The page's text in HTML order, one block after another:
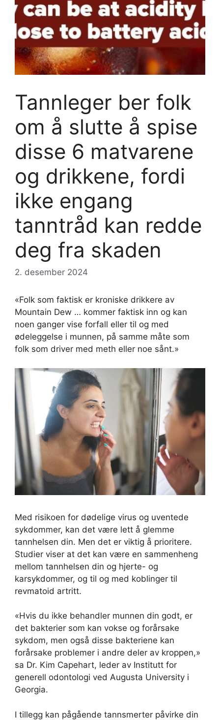
Tannleger ber folk
om å slutte å spise
disse 6 matvarene
og drikkene, fordi
ikke engang
tanntråd kan redde
deg fra skaden
2. desember 2024
«Folk som faktisk er kroniske drikkere av
Mountain Dew … kommer faktisk inn og kan
noen ganger vise forfall eller til og med
ødeleggelse i munnen, på samme måte som
folk som driver med meth eller noe sånt.»
Med risikoen for dødelige virus og uventede
sykdommer, kan det være lett å glemme
tannhelsen din. Men det er viktig å prioritere.
Studier viser at det kan være en sammenheng
mellom tannhelsen din og hjerte- og
karsykdommer, og til og med koblinger til
revmatoid artritt.
«Hvis du ikke behandler munnen din godt, er
det bakterier som kan vokse og forårsake
sykdom, men også disse bakteriene kan
forårsake problemer i andre deler av kroppen,»
sa Dr. Kim Capehart, leder av Institutt for
generell odontologi ved Augusta University i
Georgia.
I tillegg kan pågående tannsmerter påvirke din